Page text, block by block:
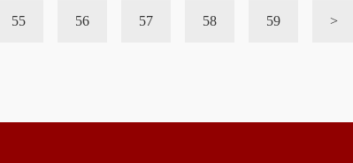
55 56 57 58 59 >